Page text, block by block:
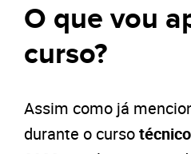
O que vou
curso?
Assim como já
durante o curso